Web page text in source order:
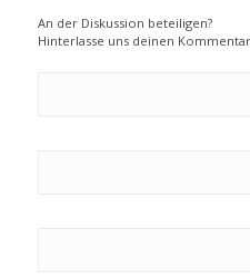
An der Diskussion beteiligen?
Hinterlasse uns deinen